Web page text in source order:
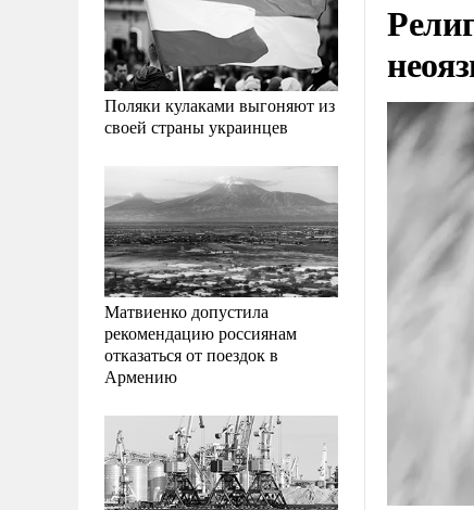
Поляки кулаками выгоняют из
своей страны украинцев
Матвиенко допустила
рекомендацию россиянам
отказаться от поездок в
Армению